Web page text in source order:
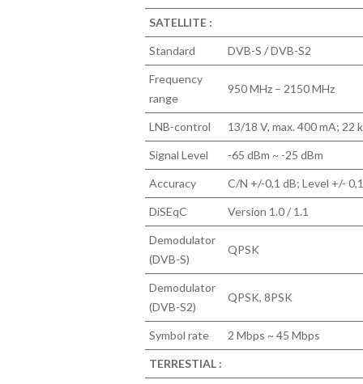
SATELLITE :
Standard DVB-S / DVB-S2
Frequency
range
950 MHz – 2150 MHz
LNB-control 13/18 V, max. 400 mA; 22
Signal Level -65 dBm ~ -25 dBm
Accuracy C/N +/-0,1 dB; Level +/-
DiSEqC Version 1.0 / 1.1
Demodulator
(DVB-S)
QPSK
Demodulator
(DVB-S2)
QPSK, 8PSK
Symbol rate 2 Mbps ~ 45 Mbps
TERRESTIAL :